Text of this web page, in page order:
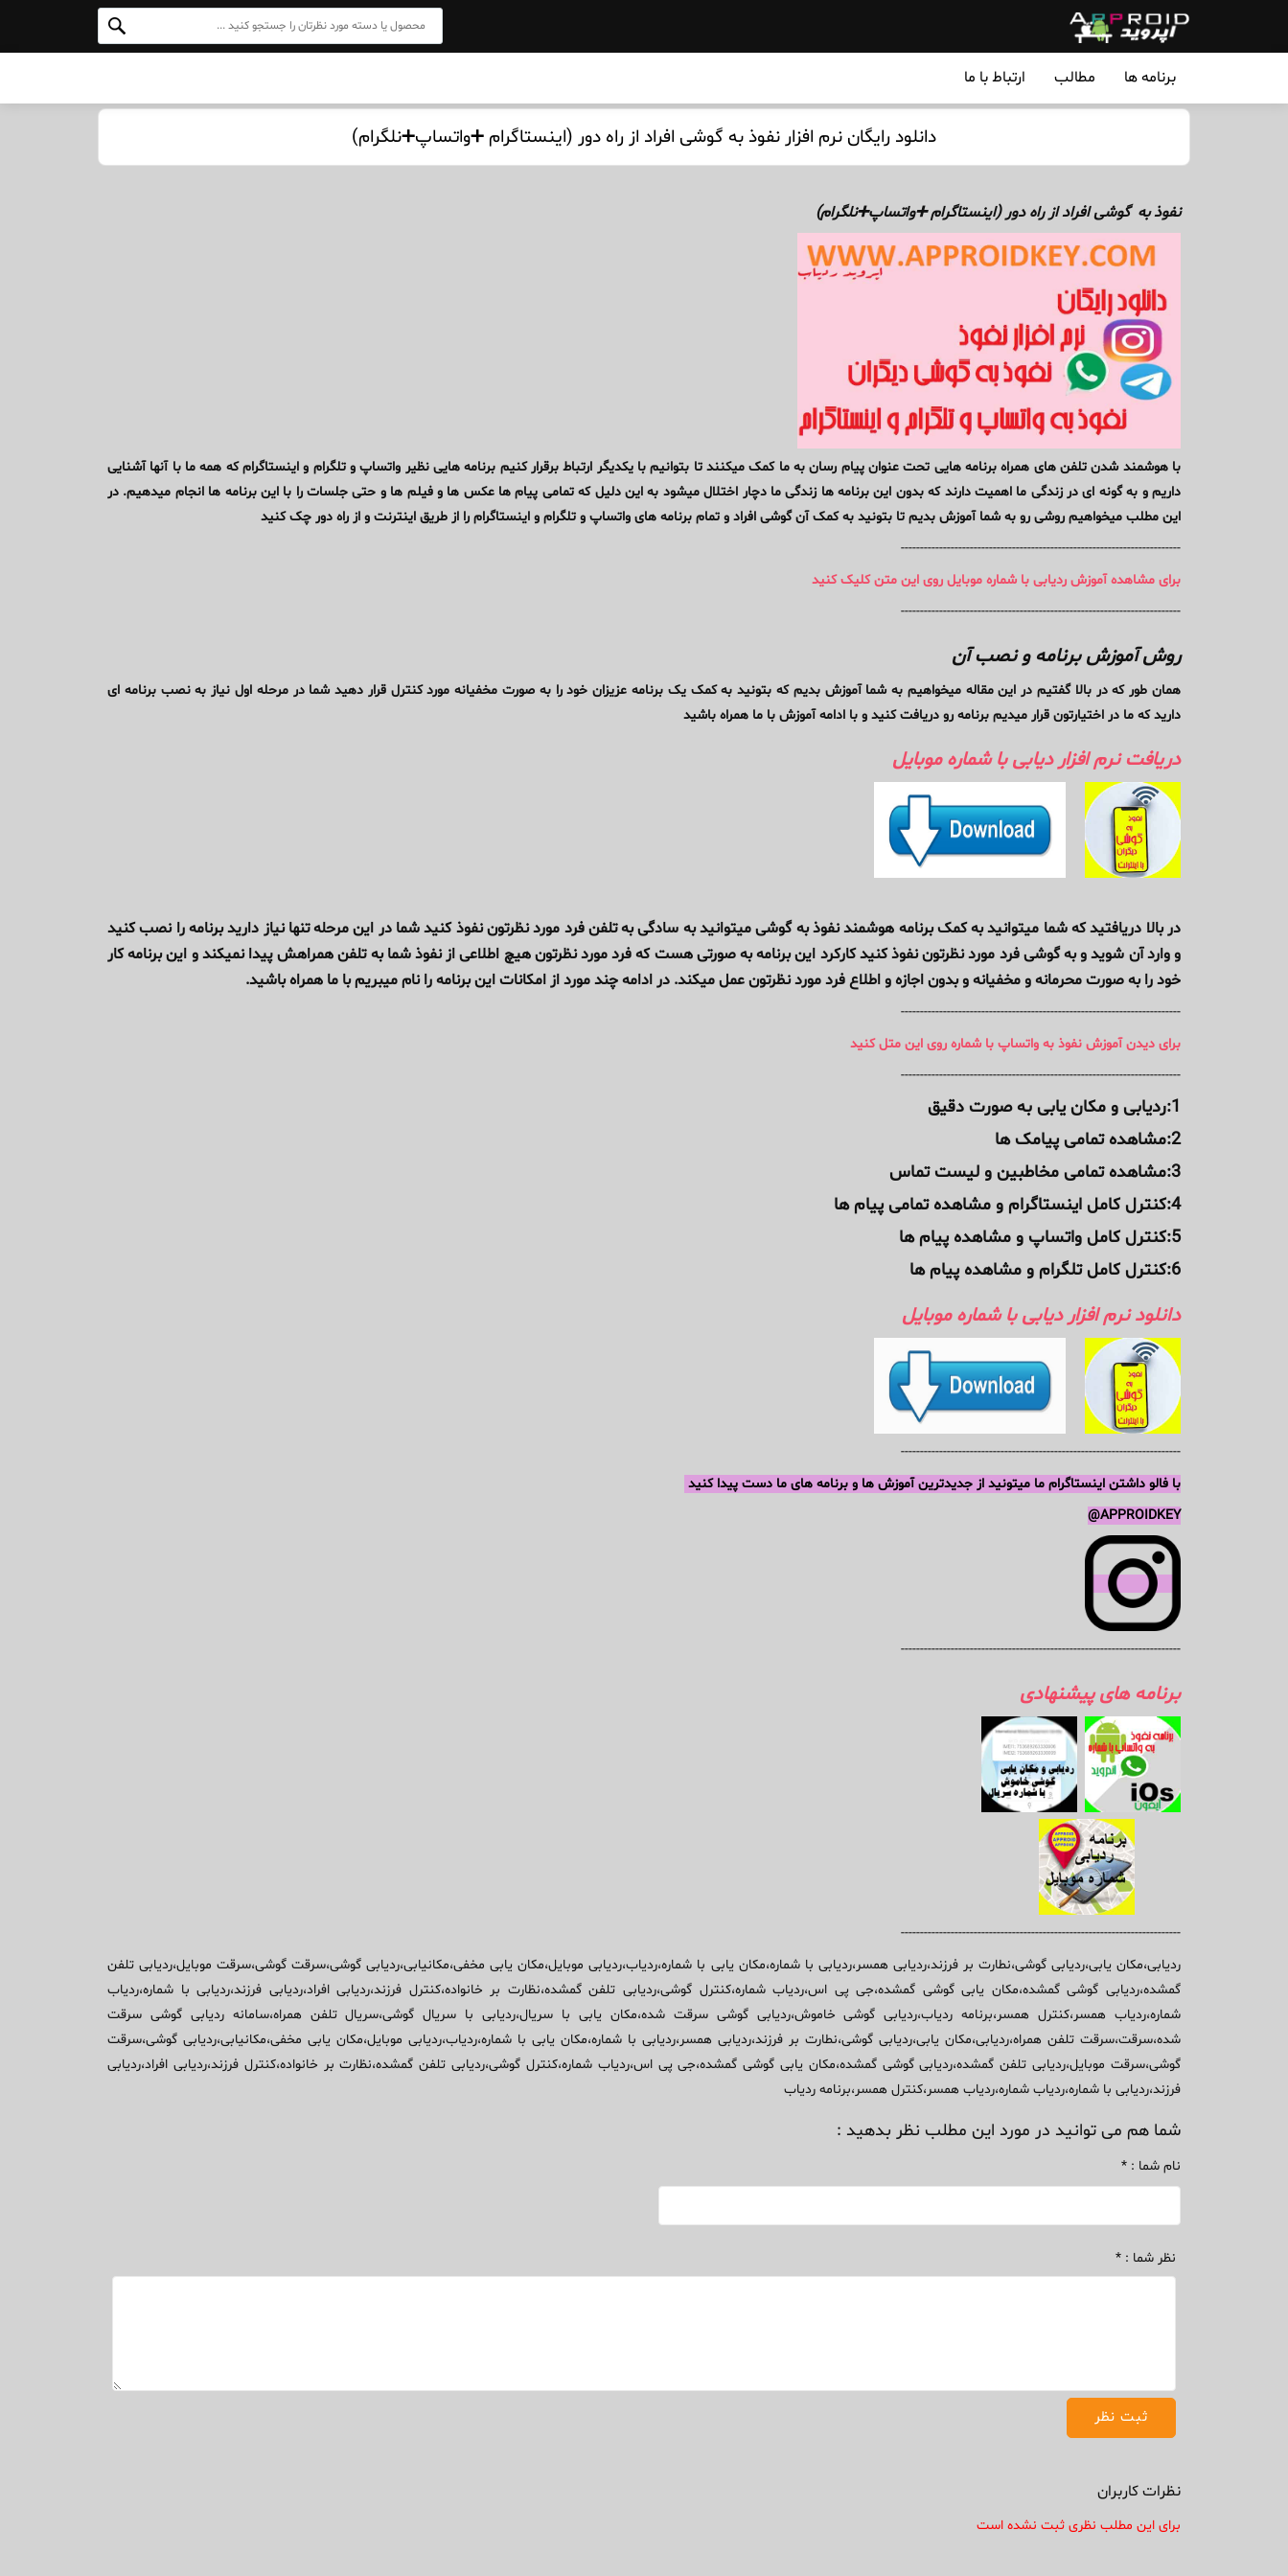
برنامه ها مطالب ارتباط با ما
دانلود رایگان نرم افزار نفوذ به گوشی افراد از راه دور (اینستاگرام ➕واتساپ➕نلگرام)
نفوذ به گوشی افراد از راه دور (اینستاگرام ➕واتساپ➕نلگرام)
با هوشمند شدن تلفن های همراه برنامه هایی تحت عنوان پیام رسان به ما کمک میکنند تا بتوانیم با یکدیگر ارتباط برقرار کنیم برنامه هایی نظیر واتساپ و تلگرام و اینستاگرام که همه ما با آنها آشنایی
داریم و به گونه ای در زندگی ما اهمیت دارند که بدون این برنامه ها زندگی ما دچار اختلال میشود به این دلیل که تمامی پیام ها عکس ها و فیلم ها و حتی جلسات را با این برنامه ها انجام میدهیم. در
این مطلب میخواهیم روشی رو به شما آموزش بدیم تا بتونید به کمک آن گوشی افراد و تمام برنامه های واتساپ و تلگرام و اینستاگرام را از طریق اینترنت و از راه دور چک کنید
-------------------------------------------------------------------------
برای مشاهده آموزش ردیابی با شماره موبایل روی این متن کلیک کنید
-------------------------------------------------------------------------
روش آموزش برنامه و نصب آن
همان طور که در بالا گفتیم در این مقاله میخواهیم به شما آموزش بدیم که بتونید به کمک یک برنامه عزیزان خود را به صورت مخفیانه مورد کنترل قرار دهید شما در مرحله اول نیاز به نصب برنامه ای
دارید که ما در اختیارتون قرار میدیم برنامه رو دریافت کنید و با ادامه آموزش با ما همراه باشید
دریافت نرم افزار دیابی با شماره موبایل
در بالا دریافتید که شما میتوانید به کمک برنامه هوشمند نفوذ به گوشی میتوانید به سادگی به تلفن فرد مورد نظرتون نفوذ کنید شما در این مرحله تنها نیاز دارید برنامه را نصب کنید
و وارد آن شوید و به گوشی فرد مورد نظرتون نفوذ کنید کارکرد این برنامه به صورتی هست که فرد مورد نظرتون هیچ اطلاعی از نفوذ شما به تلفن همراهش پیدا نمیکند و این برنامه کار
خود را به صورت محرمانه و مخفیانه و بدون اجازه و اطلاع فرد مورد نظرتون عمل میکند. در ادامه چند مورد از امکانات این برنامه را نام میبریم با ما همراه باشید.
-------------------------------------------------------------------------
برای دیدن آموزش نفوذ به واتساپ با شماره روی این متل کنید
-------------------------------------------------------------------------
1:ردیابی و مکان یابی به صورت دقیق
2:مشاهده تمامی پیامک ها
3:مشاهده تمامی مخاطبین و لیست تماس
4:کنترل کامل اینستاگرام و مشاهده تمامی پیام ها
5:کنترل کامل واتساپ و مشاهده پیام ها
6:کنترل کامل تلگرام و مشاهده پیام ها
دانلود نرم افزار دیابی با شماره موبایل
-------------------------------------------------------------------------
با فالو داشتن اینستاگرام ما میتونید از جدیدترین آموزش ها و برنامه های ما دست پیدا کنید
APPROIDKEY@
-------------------------------------------------------------------------
برنامه های پیشنهادی
-------------------------------------------------------------------------
ردیابی،مکان یابی،ردیابی گوشی،نطارت بر فرزند،ردیابی همسر،ردیابی با شماره،مکان یابی با شماره،ردیاب،ردیابی موبایل،مکان یابی مخفی،مکانیابی،ردیابی گوشی،سرقت گوشی،سرقت موبایل،ردیابی تلفن
گمشده،ردیابی گوشی گمشده،مکان یابی گوشی گمشده،جی پی اس،ردیاب شماره،کنترل گوشی،ردیابی تلفن گمشده،نظارت بر خانواده،کنترل فرزند،ردیابی افراد،ردیابی فرزند،ردیابی با شماره،ردیاب
شماره،ردیاب همسر،کنترل همسر،برنامه ردیاب،ردیابی گوشی خاموش،ردیابی گوشی سرقت شده،مکان یابی با سریال،ردیابی با سریال گوشی،سریال تلفن همراه،سامانه ردیابی گوشی سرقت
شده،سرقت،سرقت تلفن همراه،ردیابی،مکان یابی،ردیابی گوشی،نطارت بر فرزند،ردیابی همسر،ردیابی با شماره،مکان یابی با شماره،ردیاب،ردیابی موبایل،مکان یابی مخفی،مکانیابی،ردیابی گوشی،سرقت
گوشی،سرقت موبایل،ردیابی تلفن گمشده،ردیابی گوشی گمشده،مکان یابی گوشی گمشده،جی پی اس،ردیاب شماره،کنترل گوشی،ردیابی تلفن گمشده،نظارت بر خانواده،کنترل فرزند،ردیابی افراد،ردیابی
فرزند،ردیابی با شماره،ردیاب شماره،ردیاب همسر،کنترل همسر،برنامه ردیاب
شما هم می توانید در مورد این مطلب نظر بدهید :
نام شما : *
نظر شما : *
نظرات کاربران
برای این مطلب نظری ثبت نشده است